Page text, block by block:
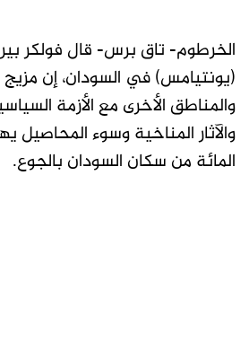
الخرطوم- تاق برس- قال فولكر
(يونتيامس) في السودان، إن
والمناطق الأخرى مع الأزمة
المائة من سكان السودان بالجوع.